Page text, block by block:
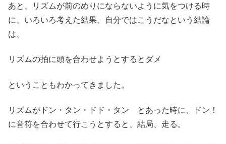
あと、リズムが前のめりにならないように気をつける時
に、いろいろ考えた結果、自分ではこうだなという結論
は、
リズムの拍に頭を合わせようとするとダメ
ということもわかってきました。
リズムがドン・タン・ドド・タン とあった時に、ドン！
に音符を合わせて行こうとすると、結局、走る。